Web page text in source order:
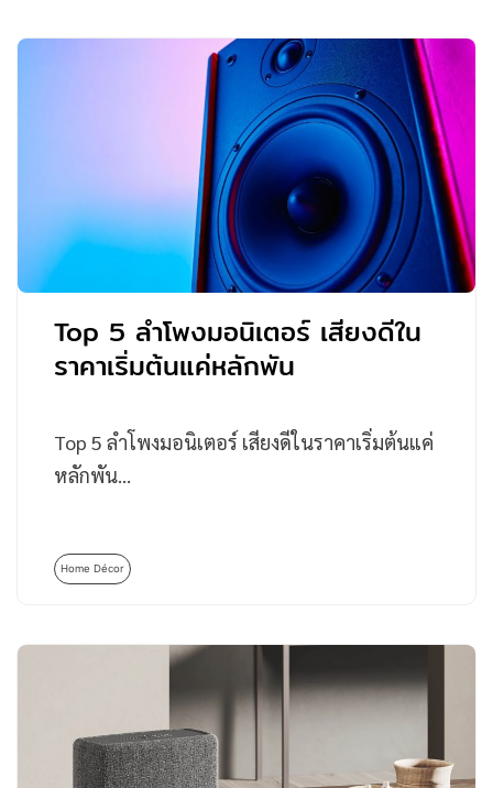
Top 5 ลำโพงมอนิเตอร์ เสียงดีใน
ราคาเริ่มต้นแค่หลักพัน
Top 5 ลำโพงมอนิเตอร์ เสียงดีในราคาเริ่มต้นแค่
หลักพัน…
Home Décor